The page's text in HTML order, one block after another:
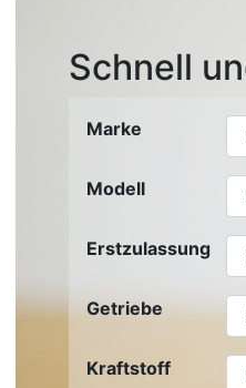
Schnell
Marke
Modell
Erstzulassung
Getriebe
Kraftstoff